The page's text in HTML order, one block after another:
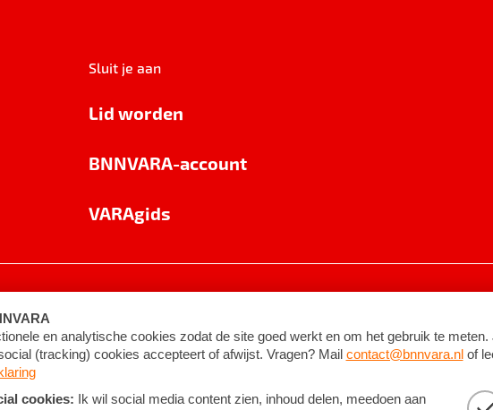
Sluit je aan
Lid worden
BNNVARA-account
VARAgids
voorwaarden ©2026BNNVARA